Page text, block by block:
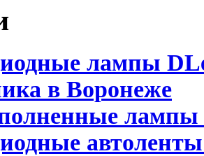
лампы
в Воронеже